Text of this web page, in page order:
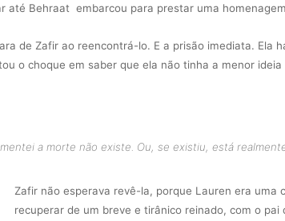
até Behraat embarcou para prestar uma
de Zafir ao reencontrá-lo. E a prisão imediata. Ela
o choque em saber que ela não tinha a menor
a morte não existe. Ou, se existiu, está
Zafir não esperava revê-la, porque Lauren era uma
recuperar de um breve e tirânico reinado, com o